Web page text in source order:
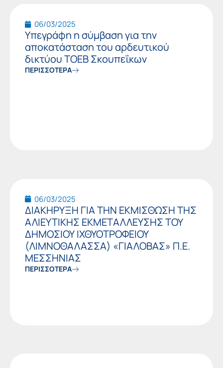
06/03/2025
Υπεγράφη η σύμβαση για την
αποκατάσταση του αρδευτικού
δικτύου ΤΟΕΒ Σκουπεΐκων
ΠΕΡΙΣΣΟΤΕΡΑ
06/03/2025
ΔΙΑΚΗΡΥΞΗ ΓΙΑ ΤΗΝ ΕΚΜΙΣΘΩΣΗ ΤΗΣ
ΑΛΙΕΥΤΙΚΗΣ ΕΚΜΕΤΑΛΛΕΥΣΗΣ ΤΟΥ
ΔΗΜΟΣΙΟΥ ΙΧΘΥΟΤΡΟΦΕΙΟΥ
(ΛΙΜΝΟΘΑΛΑΣΣΑ) «ΓΙΑΛΟΒΑΣ» Π.Ε.
ΜΕΣΣΗΝΙΑΣ
ΠΕΡΙΣΣΟΤΕΡΑ